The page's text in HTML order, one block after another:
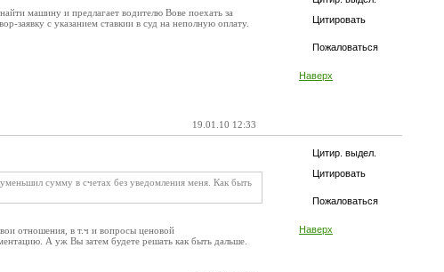
Цитировать
Пожаловаться
Наверх
машину и предлагает водителю Вове поехать за
заявку с указанием ставкии в суд на неполную оплату.
19.01.10 12:33
Цитир. выдел.
Цитировать
Пожаловаться
Наверх
сумму в счетах без уведомления меня. Как быть
отношения, в т.ч и вопросы ценовой
А уж Вы затем будете решать как быть дальше.